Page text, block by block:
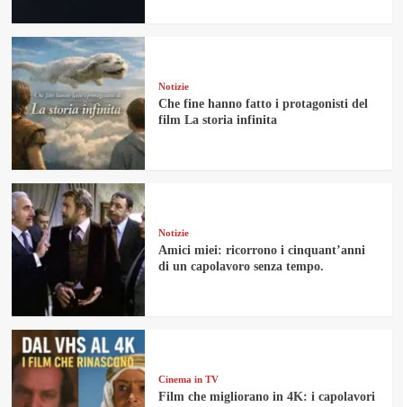
Notizie
Che fine hanno fatto i protagonisti del
film La storia infinita
Notizie
Amici miei: ricorrono i cinquant’anni
di un capolavoro senza tempo.
Cinema in TV
Film che migliorano in 4K: i capolavori